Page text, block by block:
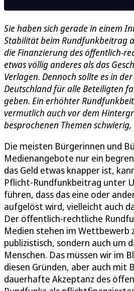
Sie haben sich gerade in einem
Stabilität beim Rundfunkbeitrag
die Finanzierung des öffentlich-
etwas völlig anderes als das
Verlagen. Dennoch sollte es in
Deutschland für alle Beteiligten
geben. Ein erhöhter
vermutlich auch vor dem
besprochenen Themen schwierig,
Die meisten Bürgerinnen und
Medienangebote nur ein
das Geld etwas knapper ist,
Pflicht-Rundfunkbeitrag unter
führen, dass das eine oder
aufgelöst wird, vielleicht auch
Der öffentlich-rechtliche
Medien stehen im Wettbewerb
publizistisch, sondern auch um
Menschen. Das müssen wir im
diesen Gründen, aber auch mit
dauerhafte Akzeptanz des